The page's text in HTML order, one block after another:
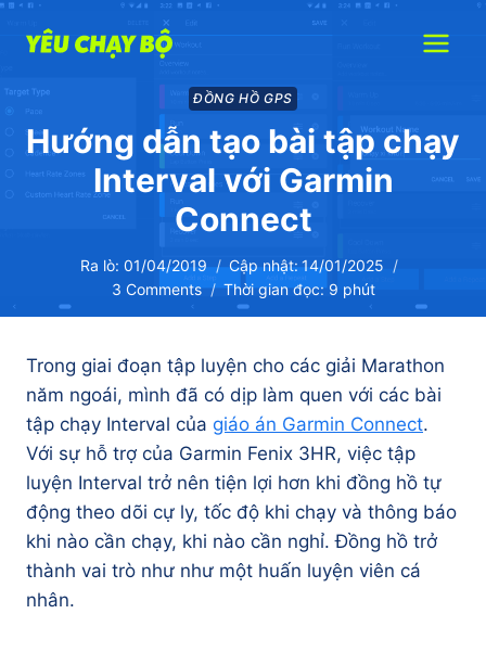
Skip
ĐỒNG HỒ GPS
Hướng dẫn tạo bài tập chạy
Interval với Garmin
Connect
Ra lò: 01/04/2019 Cập nhật:14/01/2025
3 Comments
Thời gian đọc:9 phút
Trong giai đoạn tập luyện cho các giải Marathon
năm ngoái, mình đã có dịp làm quen với các bài
tập chạy Interval của giáo án Garmin Connect.
Với sự hỗ trợ của Garmin Fenix 3HR, việc tập
luyện Interval trở nên tiện lợi hơn khi đồng hồ tự
động theo dõi cự ly, tốc độ khi chạy và thông báo
khi nào cần chạy, khi nào cần nghỉ. Đồng hồ trở
thành vai trò như như một huấn luyện viên cá
nhân.